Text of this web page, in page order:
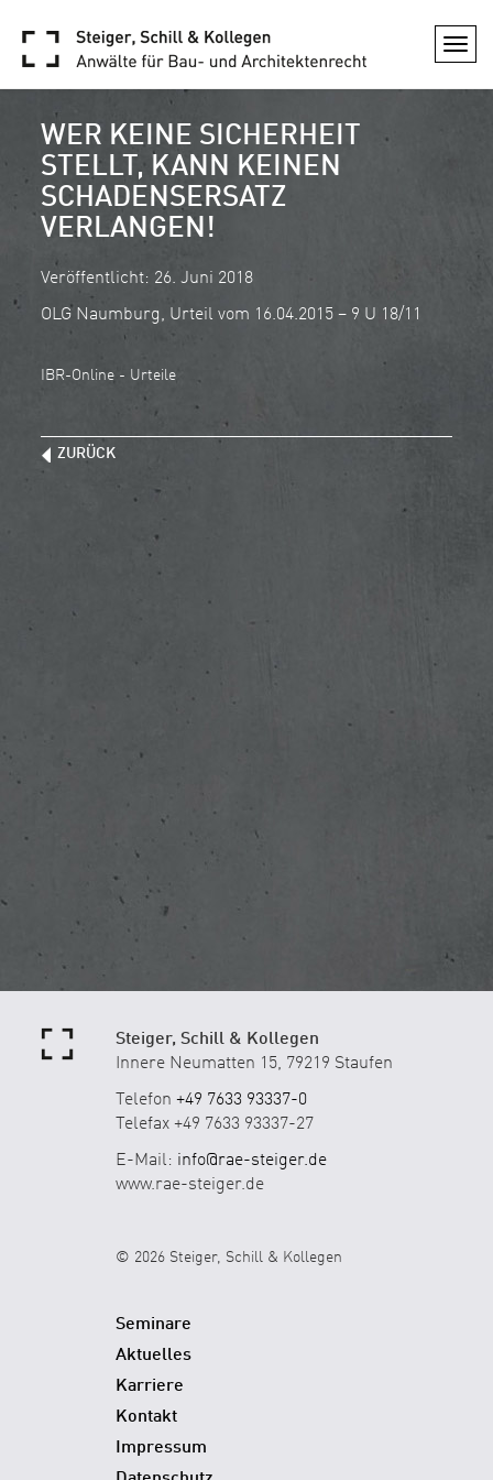
WER KEINE SICHERHEIT
STELLT, KANN KEINEN
SCHADENSERSATZ
VERLANGEN!
Veröffentlicht: 26. Juni 2018
OLG Naumburg, Urteil vom 16.04.2015 – 9 U 18/11
IBR-Online - Urteile
ZURÜCK
Steiger, Schill & Kollegen
Innere Neumatten 15, 79219 Staufen
Telefon +49 7633 93337-0
Telefax +49 7633 93337-27
E-Mail: info@rae-steiger.de
www.rae-steiger.de
© 2026 Steiger, Schill & Kollegen
Seminare
Aktuelles
Karriere
Kontakt
Impressum